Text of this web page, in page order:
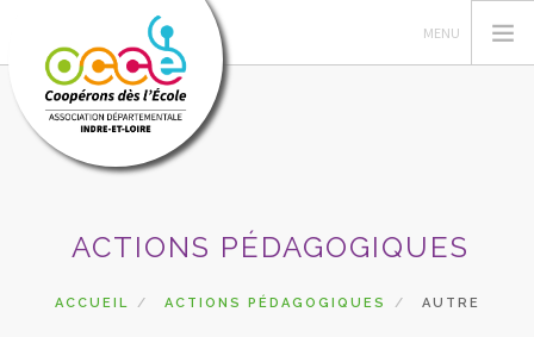
ADHÉSIONACTIONS PÉDAGOGIQUES
ACCUEIL ACTIONS PÉDAGOGIQUES AUTRE